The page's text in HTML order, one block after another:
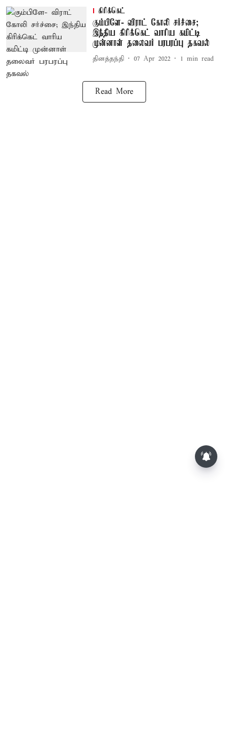
கிரிக்கெட்
கும்பிளே- விராட் கோலி சர்ச்சை;
இந்திய கிரிக்கெட் வாரிய கமிட்டி
முன்னாள் தலைவர் பரபரப்பு தகவல்
தினத்தந்தி 07 Apr 2022 1 min read
Read More